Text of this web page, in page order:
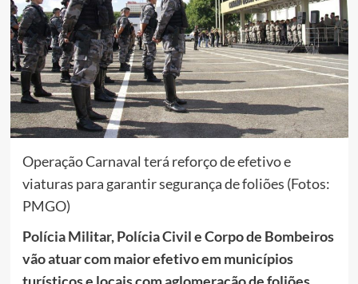
Operação Carnaval terá reforço de efetivo e
viaturas para garantir segurança de foliões (Fotos:
PMGO)
Polícia Militar, Polícia Civil e Corpo de Bombeiros
vão atuar com maior efetivo em municípios